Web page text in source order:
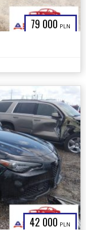
79 000 PLN
42 000 PLN